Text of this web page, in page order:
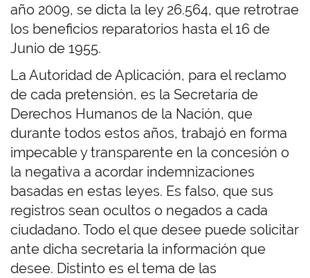
año 2009, se dicta la ley 26.564, que retrotrae
los beneficios reparatorios hasta el 16 de
Junio de 1955.
La Autoridad de Aplicación, para el reclamo
de cada pretensión, es la Secretaría de
Derechos Humanos de la Nación, que
durante todos estos años, trabajó en forma
impecable y transparente en la concesión o
la negativa a acordar indemnizaciones
basadas en estas leyes. Es falso, que sus
registros sean ocultos o negados a cada
ciudadano. Todo el que desee puede solicitar
ante dicha secretaria la información que
desee. Distinto es el tema de las